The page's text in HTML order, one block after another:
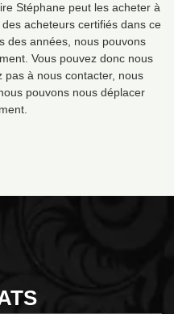
Stéphane peut les acheter à
acheteurs certifiés dans ce
des années, nous pouvons
Vous pouvez donc nous
pas à nous contacter, nous
pouvons nous déplacer